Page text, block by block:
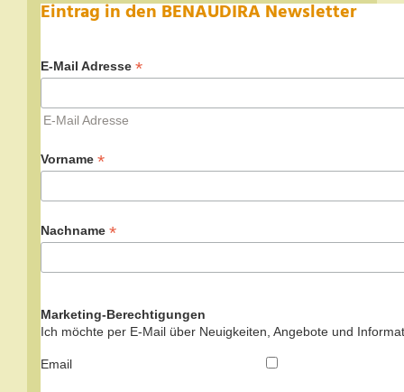
Eintrag in den BENAUDIRA Newsletter
E-Mail Adresse *
E-Mail Adresse
Vorname *
Nachname *
Marketing-Berechtigungen
Ich möchte per E-Mail über Neuigkeiten, Angebote und
Email